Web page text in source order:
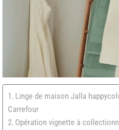
Linge de maison Jalla
Carrefour
Opération vignette à